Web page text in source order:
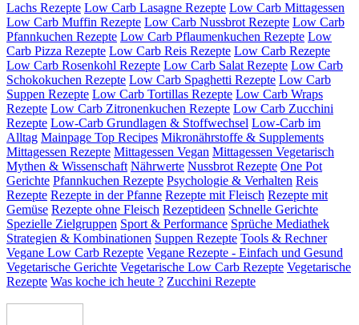
Lachs Rezepte Low Carb Lasagne Rezepte Low Carb Mittagessen
Low Carb Muffin Rezepte Low Carb Nussbrot Rezepte Low Carb
Pfannkuchen Rezepte Low Carb Pflaumenkuchen Rezepte Low
Carb Pizza Rezepte Low Carb Reis Rezepte Low Carb Rezepte
Low Carb Rosenkohl Rezepte Low Carb Salat Rezepte Low Carb
Schokokuchen Rezepte Low Carb Spaghetti Rezepte Low Carb
Suppen Rezepte Low Carb Tortillas Rezepte Low Carb Wraps
Rezepte Low Carb Zitronenkuchen Rezepte Low Carb Zucchini
Rezepte Low-Carb Grundlagen & Stoffwechsel Low-Carb im
Alltag Mainpage Top Recipes Mikronährstoffe & Supplements
Mittagessen Rezepte Mittagessen Vegan Mittagessen Vegetarisch
Mythen & Wissenschaft Nährwerte Nussbrot Rezepte One Pot
Gerichte Pfannkuchen Rezepte Psychologie & Verhalten Reis
Rezepte Rezepte in der Pfanne Rezepte mit Fleisch Rezepte mit
Gemüse Rezepte ohne Fleisch Rezeptideen Schnelle Gerichte
Spezielle Zielgruppen Sport & Performance Sprüche Mediathek
Strategien & Kombinationen Suppen Rezepte Tools & Rechner
Vegane Low Carb Rezepte Vegane Rezepte - Einfach und Gesund
Vegetarische Gerichte Vegetarische Low Carb Rezepte Vegetarische
Rezepte Was koche ich heute ? Zucchini Rezepte